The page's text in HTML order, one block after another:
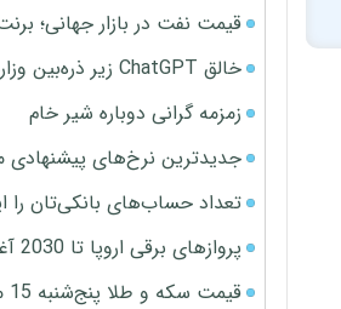
قیمت نفت در بازار جهانی؛ برنت به 83
خالق ChatGPT زیر ذره‌بین وزارت دادگستری آمریکا
زمزمه گرانی دوباره شیر خام
جدیدترین نرخ‌های پیشنهادی مسکن در
تعداد حساب‌های بانکی‌تان را
پروازهای برقی اروپا تا 2030 آغاز می‌شود
قیمت سکه و طلا پنج‌شنبه 15 مرداد 1405